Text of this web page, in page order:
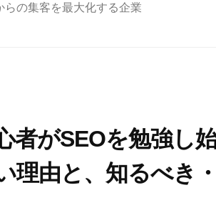
らの集客を最大化する企業
者がSEOを勉強し
理由と、知るべき